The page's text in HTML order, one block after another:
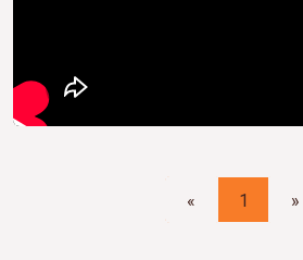
« 1 »